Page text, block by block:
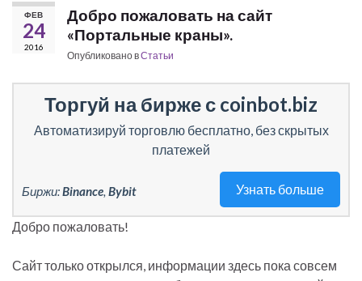
ФЕВ
24
2016
Добро пожаловать на сайт
«Портальные краны».
Опубликовано вСтатьи
Торгуй на бирже с coinbot.biz
Автоматизируй торговлю бесплатно, без скрытых
платежей
Узнать больше
Биржи:Binance, Bybit
Добро пожаловать!
Сайт только открылся, информации здесь пока совсем